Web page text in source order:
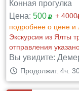
Конная прогулка
Цена: 500 + 4000
подробнее о цене и
Экскурсия из Ялты
отправления
Вы увидите:
Продолжит. 4ч.